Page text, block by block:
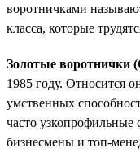
воротничками
класса, которые
Золотые воротнички
1985 году. Относится
умственных
часто узкопрофильные
бизнесмены и топ-